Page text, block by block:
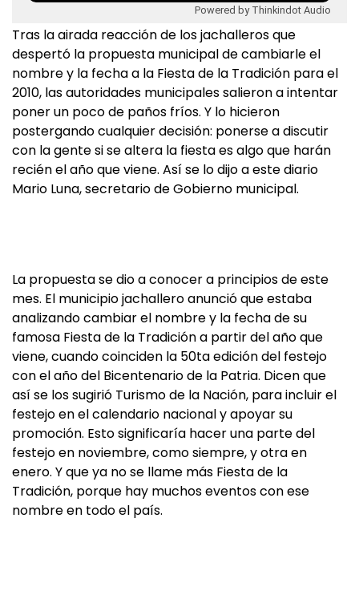
Powered by Thinkindot Audio
Tras la airada reacción de los jachalleros que
despertó la propuesta municipal de cambiarle el
nombre y la fecha a la Fiesta de la Tradición para el
2010, las autoridades municipales salieron a intentar
poner un poco de paños fríos. Y lo hicieron
postergando cualquier decisión: ponerse a discutir
con la gente si se altera la fiesta es algo que harán
recién el año que viene. Así se lo dijo a este diario
Mario Luna, secretario de Gobierno municipal.
La propuesta se dio a conocer a principios de este
mes. El municipio jachallero anunció que estaba
analizando cambiar el nombre y la fecha de su
famosa Fiesta de la Tradición a partir del año que
viene, cuando coinciden la 50ta edición del festejo
con el año del Bicentenario de la Patria. Dicen que
así se los sugirió Turismo de la Nación, para incluir el
festejo en el calendario nacional y apoyar su
promoción. Esto significaría hacer una parte del
festejo en noviembre, como siempre, y otra en
enero. Y que ya no se llame más Fiesta de la
Tradición, porque hay muchos eventos con ese
nombre en todo el país.